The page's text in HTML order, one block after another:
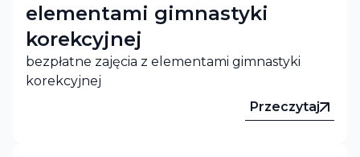
elementami gimnastyki
korekcyjnej
bezpłatne zajęcia z elementami gimnastyki
korekcyjnej
Przeczytaj